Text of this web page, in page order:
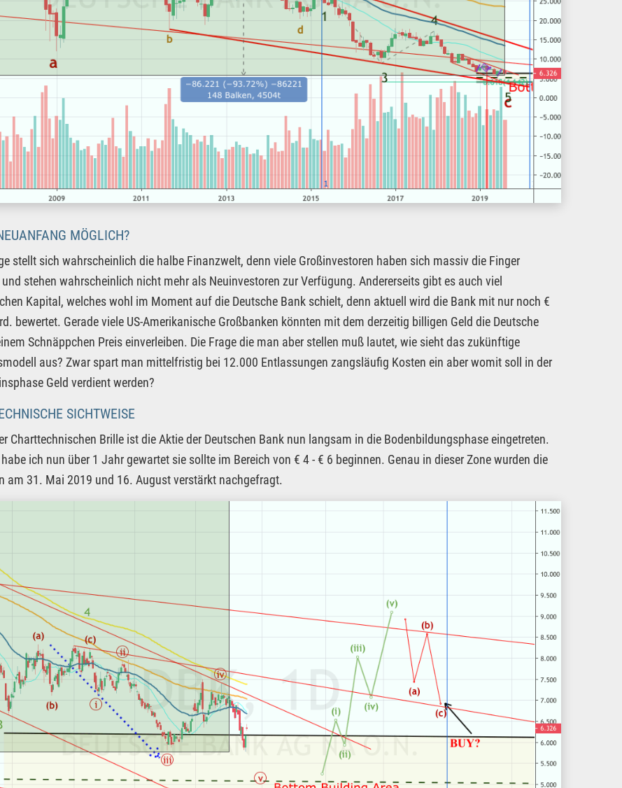
MÖGLICH?
stellt sich wahrscheinlich die halbe Finanzwelt, denn viele Großinvestoren haben sich massiv die Finger
stehen wahrscheinlich nicht mehr als Neuinvestoren zur Verfügung. Andererseits gibt es auch viel
Kapital, welches wohl im Moment auf die Deutsche Bank schielt, denn aktuell wird die Bank mit nur noch €
bewertet. Gerade viele US-Amerikanische Großbanken könnten mit dem derzeitig billigen Geld die Deutsche
Schnäppchen Preis einverleiben. Die Frage die man aber stellen muß lautet, wie sieht das zukünftige
aus? Zwar spart man mittelfristig bei 12.000 Entlassungen zangsläufig Kosten ein aber womit soll in der
Geld verdient werden?
SICHTWEISE
Charttechnischen Brille ist die Aktie der Deutschen Bank nun langsam in die Bodenbildungsphase eingetreten.
ich nun über 1 Jahr gewartet sie sollte im Bereich von € 4 - € 6 beginnen. Genau in dieser Zone wurden die
am 31. Mai 2019 und 16. August verstärkt nachgefragt.